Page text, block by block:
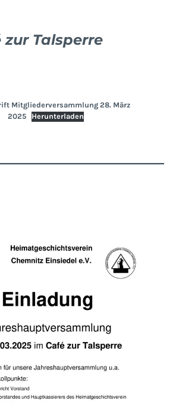
zur Talsperre
Mitgliederversammlung 28. März
2025
Herunterladen